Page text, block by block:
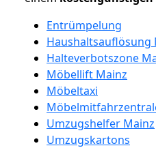
Entrümpelung
Haushaltsauflösung
Halteverbotszone
Möbellift Mainz
Möbeltaxi
Umzugshelfer Mainz
Umzugskartons